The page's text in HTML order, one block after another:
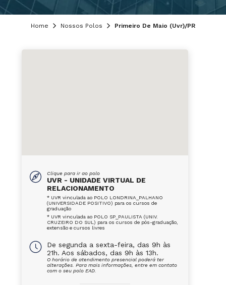
Home Nossos Polos Primeiro De Maio (Uvr)/PR
Clique para ir ao polo
UVR - UNIDADE VIRTUAL DE
RELACIONAMENTO
* UVR vinculada ao POLO LONDRINA_PALHANO
(UNIVERSIDADE POSITIVO) para os cursos de
graduação
* UVR vinculada ao POLO SP_PAULISTA (UNIV.
CRUZEIRO DO SUL) para os cursos de pós-graduação,
extensão e cursos livres
De segunda a sexta-feira, das 9h às
21h. Aos sábados, das 9h às 13h.
O horário de atendimento presencial poderá ter
alterações. Para mais informações, entre em contato
com o seu polo EAD.